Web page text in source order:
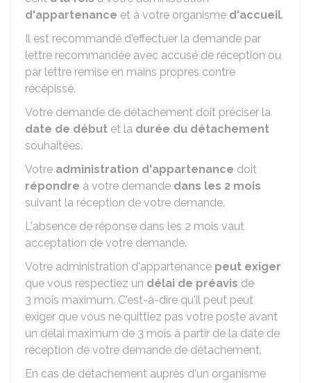
d'appartenance et à votre organisme d'accueil.
Il est recommandé d'effectuer la demande par
lettre recommandée avec accusé de réception ou
par lettre remise en mains propres contre
récépissé.
Votre demande de détachement doit préciser la
date de début et la durée du détachement
souhaitées.
Votre administration d'appartenance doit
répondre à votre demande dans les 2 mois
suivant la réception de votre demande.
L'absence de réponse dans les 2 mois vaut
acceptation de votre demande.
Votre administration d'appartenance peut exiger
que vous respectiez un délai de préavis de
3 mois maximum. C'est-à-dire qu'il peut peut
exiger que vous ne quittiez pas votre poste avant
un délai maximum de 3 mois à partir de la date de
réception de votre demande de détachement.
En cas de détachement auprès d'un organisme